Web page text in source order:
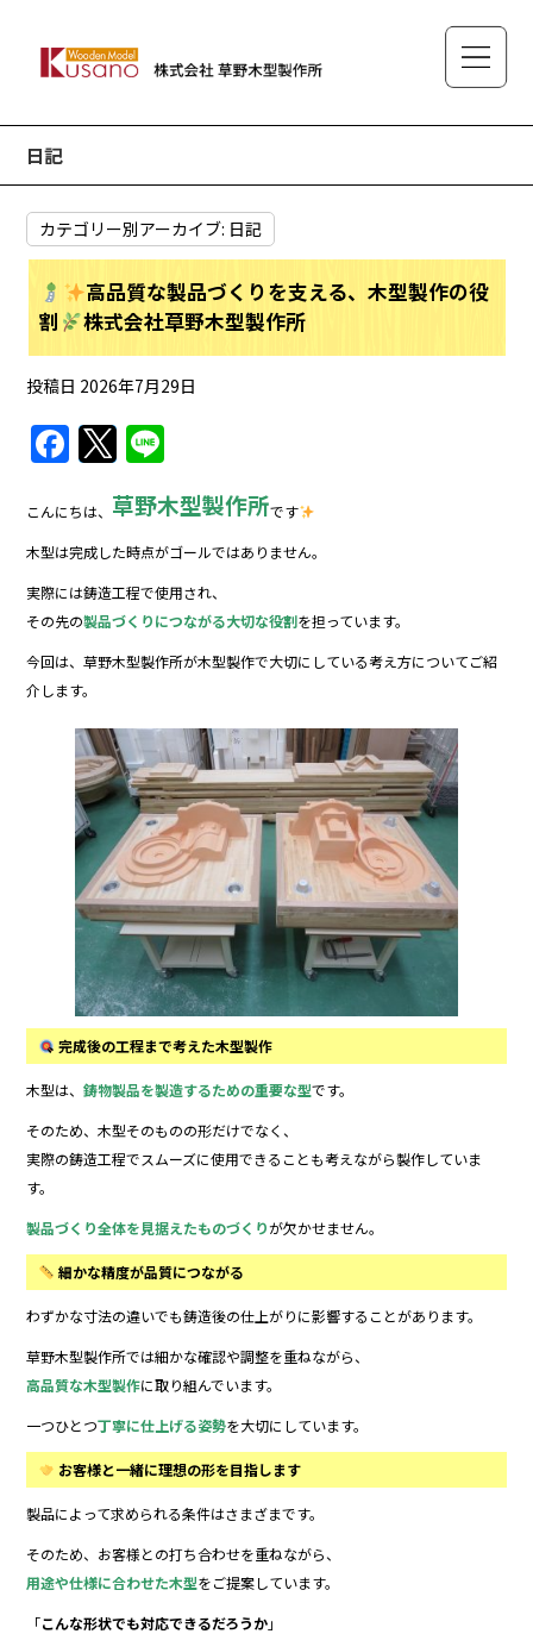
日記
カテゴリー別アーカイブ: 日記
高品質な製品づくりを支える、木型製作の役
割
株式会社草野木型製作所
投稿日 2026年7月29日
F
a
c
e
b
o
o
k
T
w
itt
er
n
e
こんにちは、 草野木型製作所です
木型は完成した時点がゴールではありません。
実際には鋳造工程で使用され、
その先の製品づくりにつながる大切な役割を担っています。
今回は、草野木型製作所が木型製作で大切にしている考え方についてご紹
介します。
完成後の工程まで考えた木型製作
木型は、鋳物製品を製造するための重要な型です。
そのため、木型そのものの形だけでなく、
実際の鋳造工程でスムーズに使用できることも考えながら製作していま
す。
製品づくり全体を見据えたものづくりが欠かせません。
細かな精度が品質につながる
わずかな寸法の違いでも鋳造後の仕上がりに影響することがあります。
草野木型製作所では細かな確認や調整を重ねながら、
高品質な木型製作に取り組んでいます。
一つひとつ丁寧に仕上げる姿勢を大切にしています。
お客様と一緒に理想の形を目指します
製品によって求められる条件はさまざまです。
そのため、お客様との打ち合わせを重ねながら、
用途や仕様に合わせた木型をご提案しています。
「こんな形状でも対応できるだろうか」